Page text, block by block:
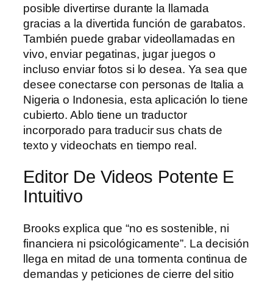
posible divertirse durante la llamada
gracias a la divertida función de garabatos.
También puede grabar videollamadas en
vivo, enviar pegatinas, jugar juegos o
incluso enviar fotos si lo desea. Ya sea que
desee conectarse con personas de Italia a
Nigeria o Indonesia, esta aplicación lo tiene
cubierto. Ablo tiene un traductor
incorporado para traducir sus chats de
texto y videochats en tiempo real.
Editor De Videos Potente E
Intuitivo
Brooks explica que “no es sostenible, ni
financiera ni psicológicamente”. La decisión
llega en mitad de una tormenta continua de
demandas y peticiones de cierre del sitio